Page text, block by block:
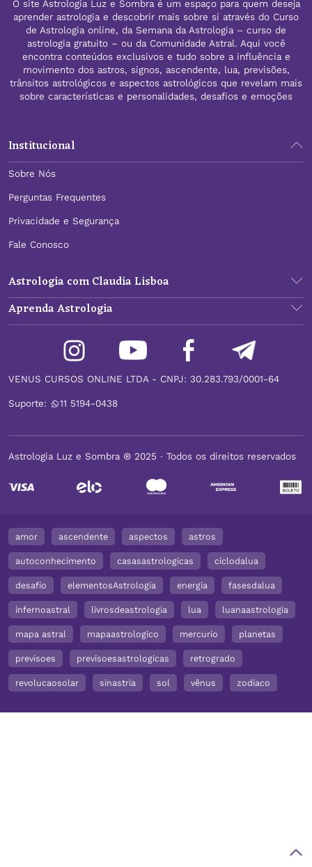
O site Astrologia Luz e Sombra é um espaço para quem deseja
aprender astrologia e descobrir mais sobre si através do Curso
de Astrologia online, da Semana da Astrologia – curso de
astrologia gratuito – ou da Comunidade Astral. Aqui você
encontra conteúdos exclusivos e tudo sobre a influência e
movimento dos astros, signos, ascendente, lua, previsões,
trânsitos astrológicos e aspectos astrológicos que revelam mais
sobre características e personalidades, desafios e emoções
Institucional
Sobre Nós
Perguntas Frequentes
Privacidade e Segurança
Fale Conosco
Astrologia com Claudia Lisboa
Aprenda Astrologia
VENUS CURSOS ONLINE LTDA - CNPJ: 30.283.793/0001-64
Suporte: 11 5194-0438
Astrologia Luz e Sombra ® 2025 ∙ Todos os direitos reservados
amor ascendente aspectos astros
autoconhecimento casasastrologicas ciclodalua
desafio elementosAstrologia energia fasesdalua
infernoastral livrosdeastrologia lua luanaastrologia
mapa astral mapaastrologico mercurio planetas
previsoes previsoesastrologicas retrogrado
revolucaosolar sinastria sol vênus zodiaco